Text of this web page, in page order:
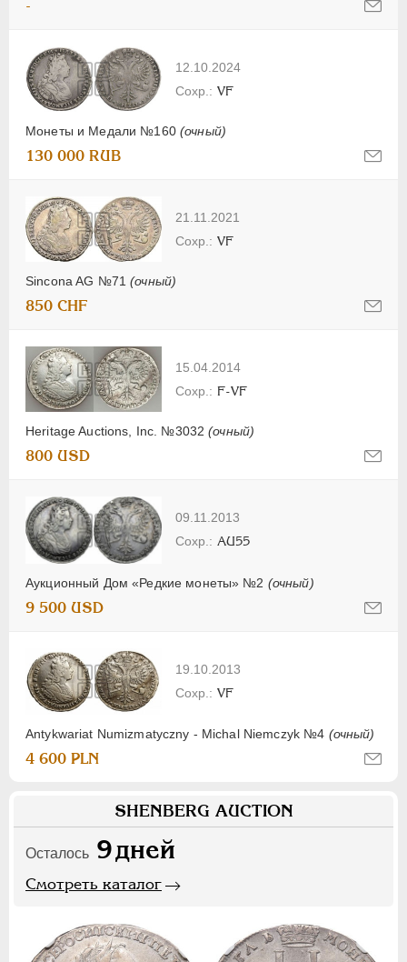
-
12.10.2024
Монеты и Медали №160 (очный)
VF
130 000 RUB
21.11.2021
Sincona AG №71(очный)
VF
850 CHF
15.04.2014
Heritage Auctions, Inc. №3032(очный)
F-VF
800 USD
09.11.2013
Аукционный Дом «Редкие монеты» №2 (очный)
AU55
9 500 USD
19.10.2013
Antykwariat Numizmatyczny - Michal Niemczyk №4 (очный)
VF
4 600 PLN
SHENBERG AUCTION
Осталось 9дней
Смотреть каталог